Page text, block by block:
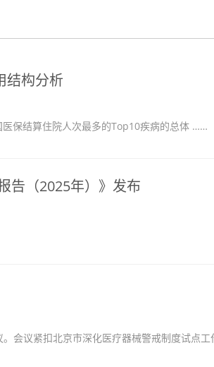
结构分析
保结算住院人次最多的Top10疾病的总体 ……
告（2025年）》发布
议紧扣北京市深化医疗器械警戒制度试点工